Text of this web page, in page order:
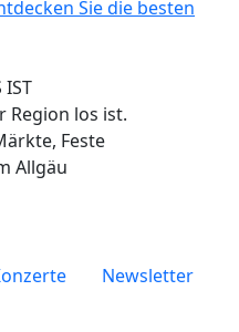
IST
Region los ist.
Feste
Allgäu
Newsletter